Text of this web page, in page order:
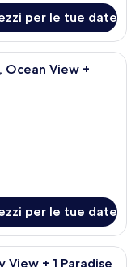
per le tue date
moderno con un
Ocean View +
per le tue date
casinò con una grande
View + 1 Paradise